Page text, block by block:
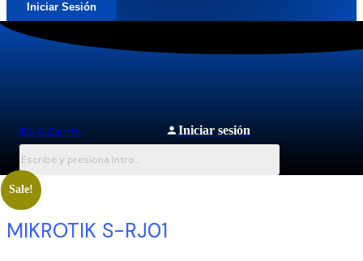
Iniciar Sesión
$ 0 0 Carrito Iniciar sesión
Sale!
MIKROTIK S-RJ01